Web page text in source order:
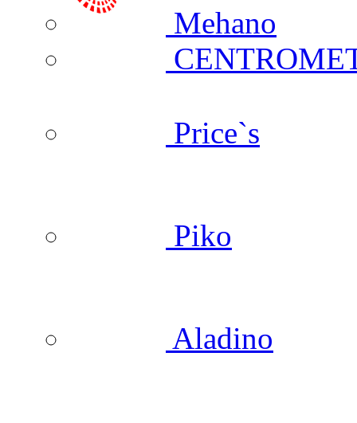
Mehano
Price`s
Piko
Aladino